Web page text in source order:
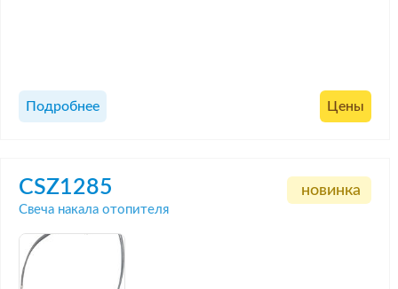
Подробнее Цены
CSZ1285
Свеча накала отопителя
новинка